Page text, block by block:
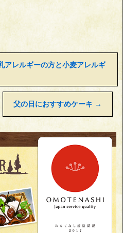
アレルギーの方と小麦アレルギ
父の日におすすめケーキ →